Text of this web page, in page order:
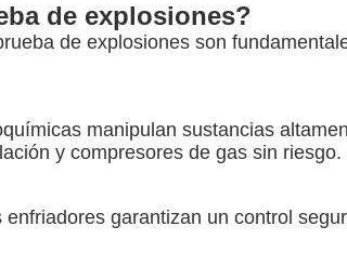
de explosiones?
de explosiones son
manipulan sustancias
y compresores de gas sin riesgo.
garantizan un control